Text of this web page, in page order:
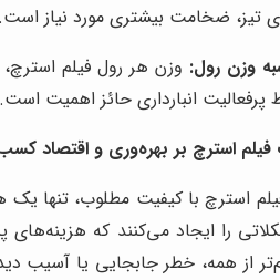
تیز، ضخامت بیشتری مورد نیاز است.
وزن رول: وزن هر رول فیلم
انبارداری حائز اهمیت است.
فیلم استرچ بر بهره‌وری و اقتصاد
فیلم استرچ با کیفیت مطلوب، تنها
را ایجاد می‌کنند که هزینه‌های
از همه، خطر جابجایی یا آسیب